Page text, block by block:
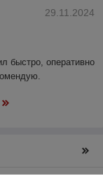
29.11.2024
быстро, оперативно